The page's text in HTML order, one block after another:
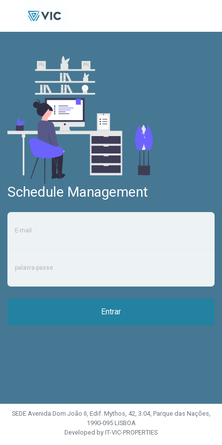
Schedule Management
E-mail
palavra-passe
SEDE Avenida Dom João II, Edif. Mythos, 42, 3.04, Parque das Nações,
1990-095 LISBOA
Developed by IT-VIC-PROPERTIES